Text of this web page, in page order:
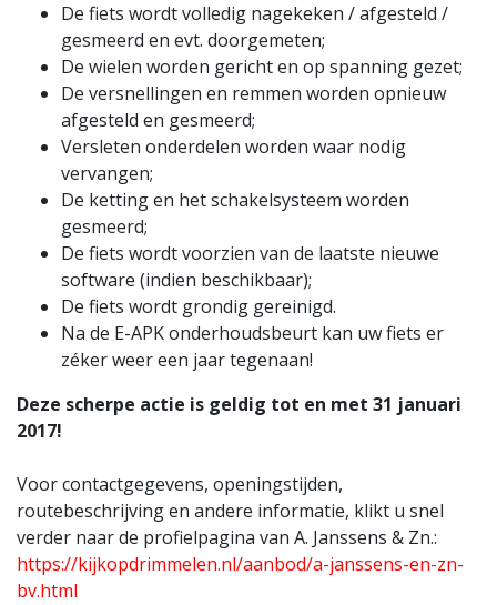
De fiets wordt volledig nagekeken / afgesteld /
gesmeerd en evt. doorgemeten;
De wielen worden gericht en op spanning gezet;
De versnellingen en remmen worden opnieuw
afgesteld en gesmeerd;
Versleten onderdelen worden waar nodig
vervangen;
De ketting en het schakelsysteem worden
gesmeerd;
De fiets wordt voorzien van de laatste nieuwe
software (indien beschikbaar);
De fiets wordt grondig gereinigd.
Na de E-APK onderhoudsbeurt kan uw fiets er
zéker weer een jaar tegenaan!
Deze scherpe actie is geldig tot en met 31 januari
2017!
Voor contactgegevens, openingstijden,
routebeschrijving en andere informatie, klikt u snel
verder naar de profielpagina van A. Janssens & Zn.:
https://kijkopdrimmelen.nl/aanbod/a-janssens-en-zn-
bv.html